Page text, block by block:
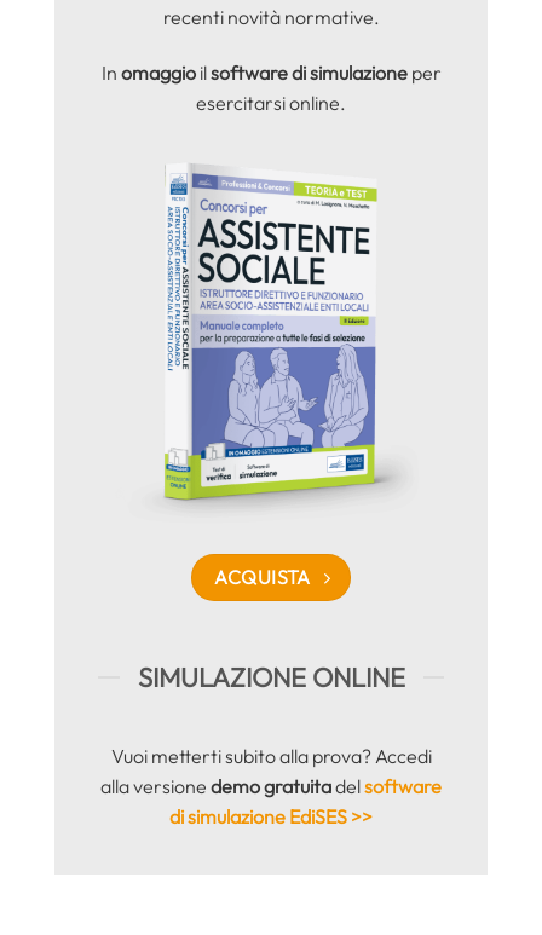
recenti novità normative.
In omaggioilsoftware di simulazioneper
esercitarsi online.
ACQUISTA
SIMULAZIONE ONLINE
Vuoi metterti subito alla prova? Accedi
alla versione demo gratuitadelsoftware
di simulazione EdiSES >>